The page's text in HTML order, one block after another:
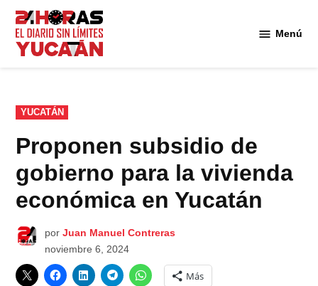
Saltar
contenido
Menú
PUBLICADO
EN
YUCATÁN
Proponen subsidio de
gobierno para la vivienda
económica en Yucatán
por Juan Manuel Contreras
noviembre 6, 2024
Más